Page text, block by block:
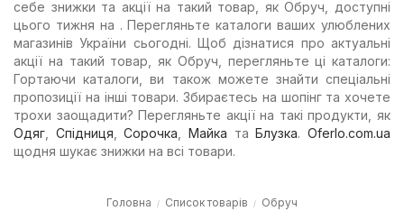
себе знижки та акції на такий товар, як Обруч, доступні
цього тижня на . Перегляньте каталоги ваших улюблених
магазинів України сьогодні. Щоб дізнатися про актуальні
акції на такий товар, як Обруч, перегляньте ці каталоги:
Гортаючи каталоги, ви також можете знайти спеціальні
пропозиції на інші товари. Збираєтесь на шопінг та хочете
трохи заощадити? Перегляньте акції на такі продукти, як
Одяг
Спідниця ,Сорочка ,Майка таБлузка.Oferlo.com.ua
щодня шукає знижки на всі товари.
Головна Список товарів Обруч